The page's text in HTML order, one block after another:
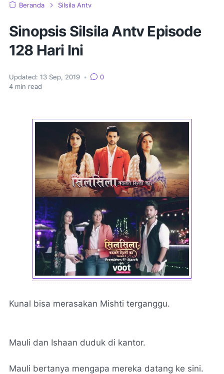
Beranda Silsila Antv
Sinopsis Silsila Antv Episode
128 Hari Ini
Updated: 13 Sep, 2019 •
0
4 min read
Kunal bisa merasakan Mishti terganggu.
Mauli dan Ishaan duduk di kantor.
Mauli bertanya mengapa mereka datang ke sini.